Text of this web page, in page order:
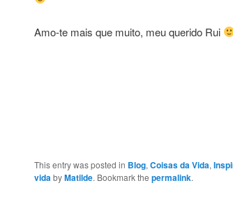
Amo-te mais que muito, meu querido Rui
This entry was posted in Blog, Coisas da Vida,
vidabyMatilde. Bookmark the permalink.